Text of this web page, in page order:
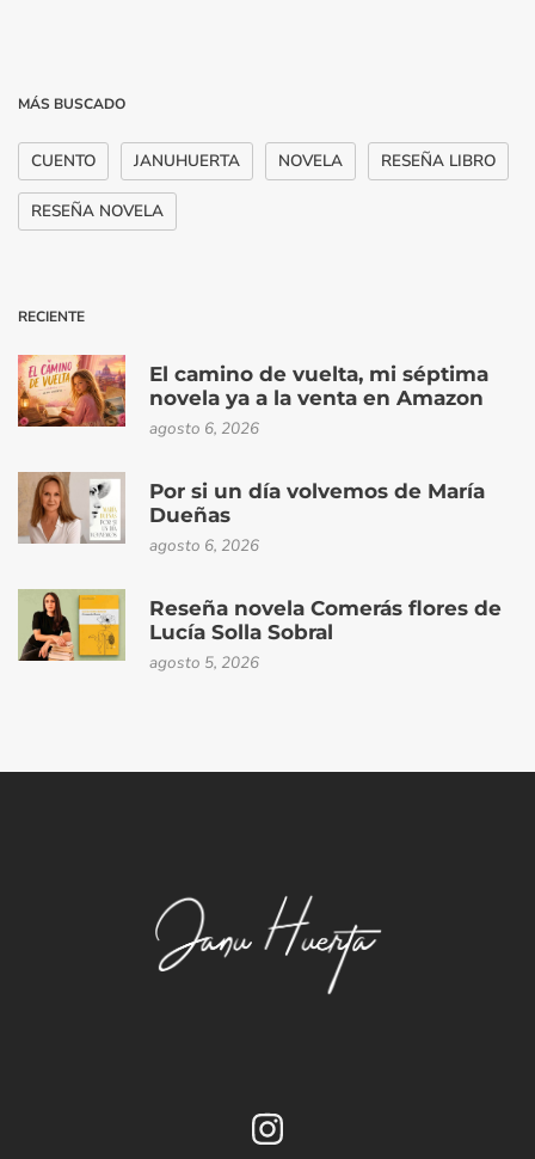
MÁS BUSCADO
CUENTO JANUHUERTA NOVELA RESEÑA LIBRO
RESEÑA NOVELA
RECIENTE
El camino de vuelta, mi séptima
novela ya a la venta en Amazon
agosto 6, 2026
Por si un día volvemos de María
Dueñas
agosto 6, 2026
Reseña novela Comerás flores de
Lucía Solla Sobral
agosto 5, 2026